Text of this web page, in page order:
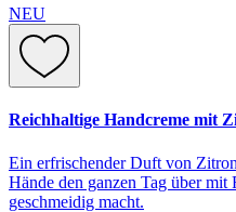
NEU
Reichhaltige Handcreme mit
Ein erfrischender Duft von
Hände den ganzen Tag über
geschmeidig macht.